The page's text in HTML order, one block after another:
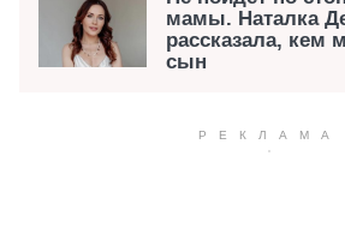
мамы. Наталка
рассказала, кем
сын